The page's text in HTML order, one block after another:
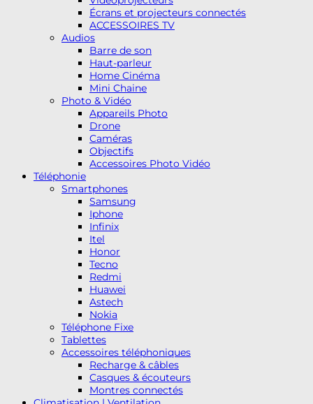
Écrans et projecteurs connectés
ACCESSOIRES TV
Audios
Barre de son
Haut-parleur
Home Cinéma
Mini Chaine
Photo & Vidéo
Appareils Photo
Drone
Caméras
Objectifs
Accessoires Photo Vidéo
Téléphonie
Smartphones
Samsung
Iphone
Infinix
Itel
Honor
Tecno
Redmi
Huawei
Astech
Nokia
Téléphone Fixe
Tablettes
Accessoires téléphoniques
Recharge & câbles
Casques & écouteurs
Montres connectés